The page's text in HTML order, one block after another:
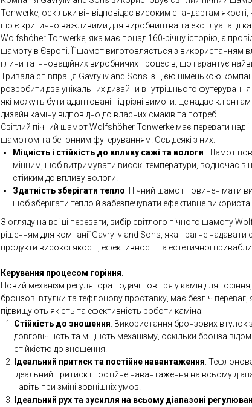
Tonwerke, оскільки він відповідає високим стандартам якості,
що є критично важливими для виробництва та експлуатації
Wolfshöher Tonwerke, яка має понад 160-річну історію, є
шамоту в Європі. Її шамот виготовляється з використанням
глини та інноваційних виробничих процесів, що гарантує
Тривала співпраця Gavryliv and Sons із цією німецькою
розробити два унікальних дизайни внутрішнього
які можуть бути адаптовані під різні вимоги. Це надає
дизайн каміну відповідно до власних смаків та потреб.
Світлий пічний шамот Wolfshöher Tonwerke має переваги над
шамотом та бетонним футеруванням. Ось деякі з них:
Міцність і стійкість до впливу сажі та вологи: Шамот
міцним, щоб витримувати високі температури, водночас
стійким до впливу вологи.
Здатність зберігати тепло: Пічний шамот повинен мати
щоб зберігати тепло й забезпечувати ефективне
З огляду на всі ці переваги, вибір світлого пічного шамоту
рішенням для компанії Gavryliv and Sons, яка прагне надавати
продукти високої якості, ефективності та естетичної
Керування процесом горіння.
Новий механізм регулятора подачі повітря у камін для
бронзові втулки та тефлонову проставку, має безліч переваг,
підвищують якість та ефективність роботи каміна:
Стійкість до зношення: Використання бронзових втулок
довговічність та міцність механізму, оскільки бронза
стійкістю до зношення.
Ідеальний притиск та постійне навантаження:
ідеальний притиск і постійне навантаження на всьому
навіть при зміні зовнішніх умов.
Ідеальний рух та зусилля на всьому діапазоні